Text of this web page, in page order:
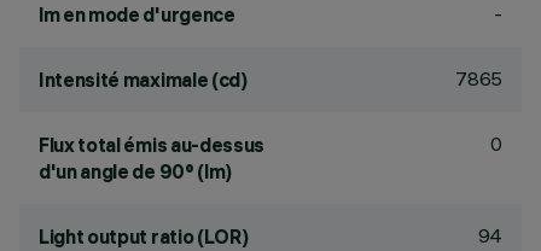
lm en mode d'urgence -
Intensité maximale (cd) 7865
Flux total émis au-dessus
d'un angle de 90° (lm)
0
Light output ratio (LOR) 94